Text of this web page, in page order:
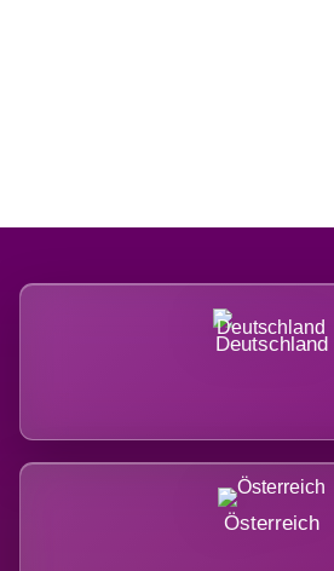
Deutschland
Österreich